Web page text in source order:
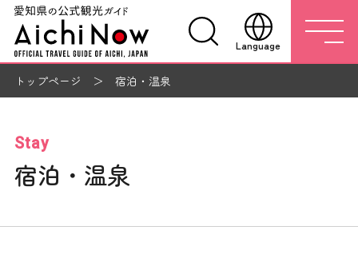
Language
トップページ 宿泊・温泉
Stay
宿泊・温泉